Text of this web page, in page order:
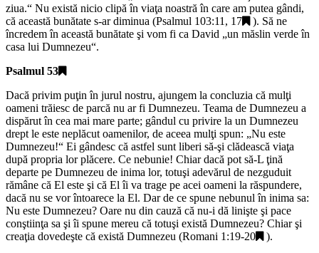
ziua.“ Nu există nicio clipă în viaţa noastră în care am putea gândi,
că această bunătate s-ar diminua (Psalmul 103:11, 17
). Să ne
încredem în această bunătate şi vom fi ca David „un măslin verde în
casa lui Dumnezeu“.
Psalmul 53
Dacă privim puţin în jurul nostru, ajungem la concluzia că mulţi
oameni trăiesc de parcă nu ar fi Dumnezeu. Teama de Dumnezeu a
dispărut în cea mai mare parte; gândul cu privire la un Dumnezeu
drept le este neplăcut oamenilor, de aceea mulţi spun: „Nu este
Dumnezeu!“ Ei gândesc că astfel sunt liberi să-şi clădească viaţa
după propria lor plăcere. Ce nebunie! Chiar dacă pot să-L ţină
departe pe Dumnezeu de inima lor, totuşi adevărul de nezguduit
rămâne că El este şi că El îi va trage pe acei oameni la răspundere,
dacă nu se vor întoarece la El. Dar de ce spune nebunul în inima sa:
Nu este Dumnezeu? Oare nu din cauză că nu-i dă linişte şi pace
conştiinţa sa şi îi spune mereu că totuşi există Dumnezeu? Chiar şi
creaţia dovedeşte că există Dumnezeu (Romani 1:19-20
).